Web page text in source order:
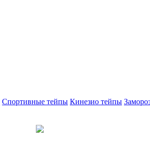
Спортивные тейпы Кинезио тейпы